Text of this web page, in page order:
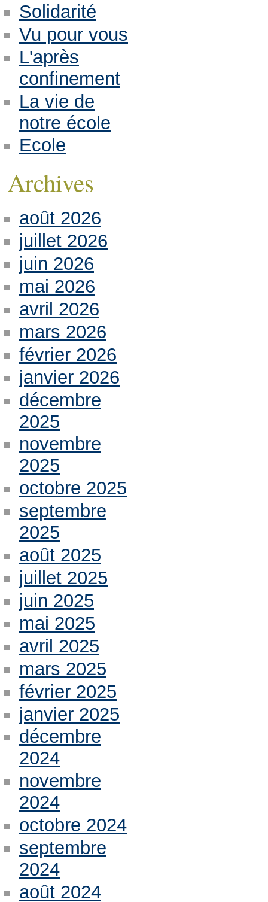
Solidarité
Vu pour vous
L'après
confinement
La vie de
notre école
Ecole
Archives
août 2026
juillet 2026
juin 2026
mai 2026
avril 2026
mars 2026
février 2026
janvier 2026
décembre
2025
novembre
2025
octobre 2025
septembre
2025
août 2025
juillet 2025
juin 2025
mai 2025
avril 2025
mars 2025
février 2025
janvier 2025
décembre
2024
novembre
2024
octobre 2024
septembre
2024
août 2024